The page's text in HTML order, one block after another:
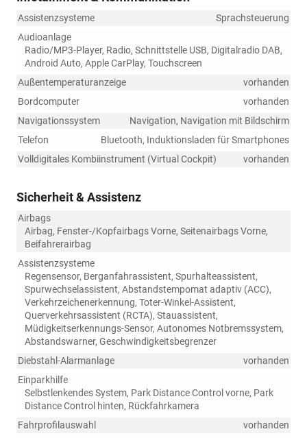
Assistenzsysteme
Sprachsteuerung
Audioanlage
Radio/MP3-Player, Radio, Schnittstelle USB, Digitalradio DAB,
Android Auto, Apple CarPlay, Touchscreen
Außentemperaturanzeige
vorhanden
Bordcomputer
vorhanden
Navigationssystem
Navigation, Navigation mit Bildschirm
Telefon
Bluetooth, Induktionsladen für Smartphones
Volldigitales Kombiinstrument (Virtual Cockpit)
vorhanden
Sicherheit & Assistenz
Airbags
Airbag, Fenster-/Kopfairbags Vorne, Seitenairbags Vorne,
Beifahrerairbag
Assistenzsysteme
Regensensor, Berganfahrassistent, Spurhalteassistent,
Spurwechselassistent, Abstandstempomat adaptiv (ACC),
Verkehrzeichenerkennung, Toter-Winkel-Assistent,
Querverkehrsassistent (RCTA), Stauassistent,
Müdigkeitserkennungs-Sensor, Autonomes Notbremssystem,
Abstandswarner, Geschwindigkeitsbegrenzer
Diebstahl-Alarmanlage
vorhanden
Einparkhilfe
Selbstlenkendes System, Park Distance Control vorne, Park
Distance Control hinten, Rückfahrkamera
Fahrprofilauswahl
vorhanden